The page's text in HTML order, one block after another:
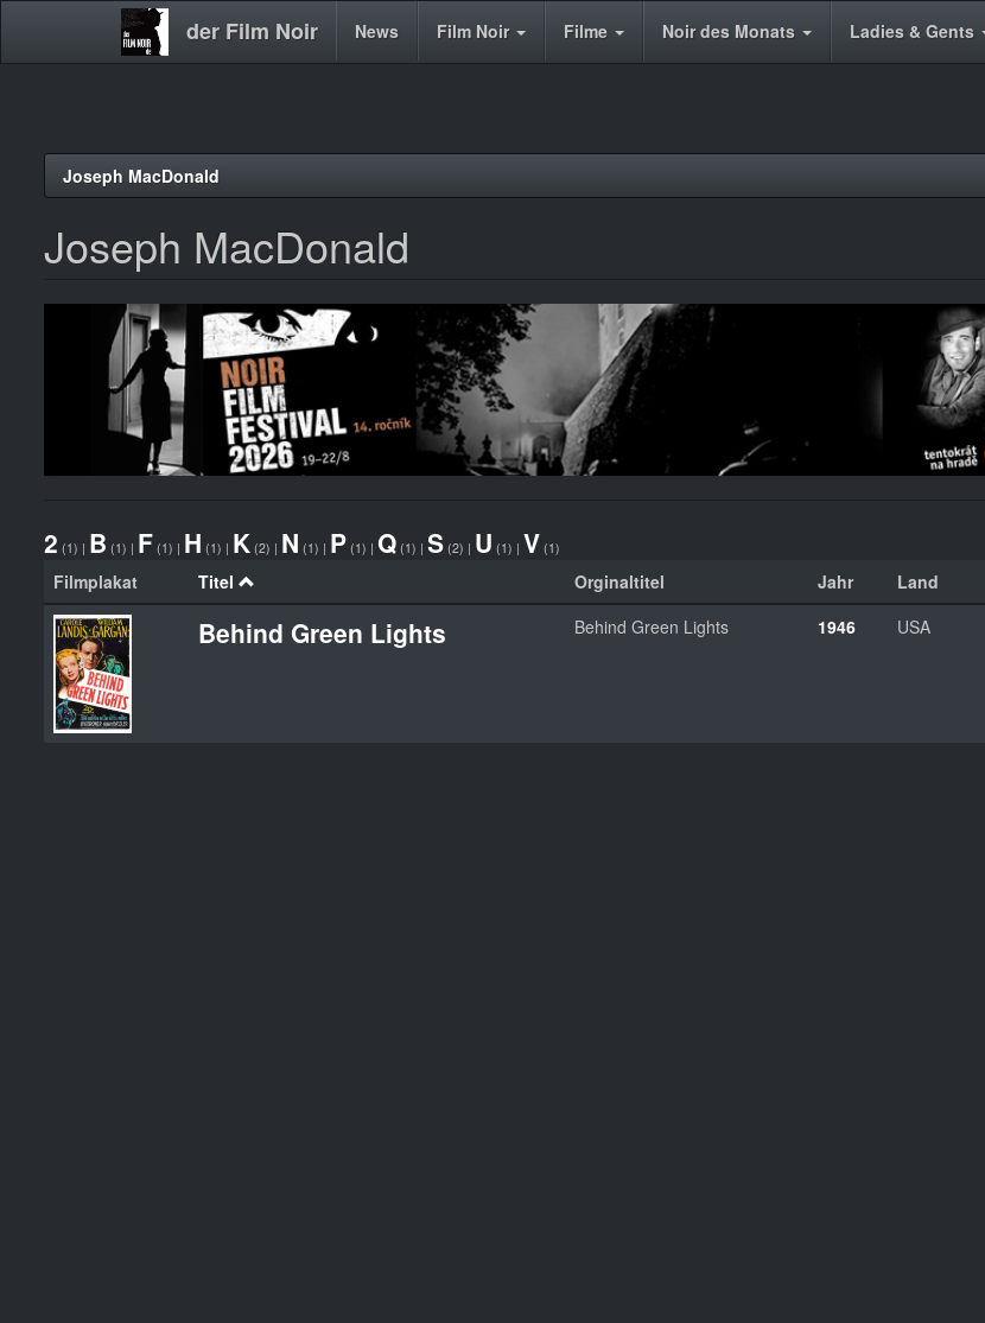
der Film Noir
Main News Film Noir Filme Noir des Monats Ladies & Gents
Joseph MacDonald
Joseph MacDonald
2 (1) | B (1) | F (1) | H (1) | K (2) | N (1) | P (1) | Q (1) | S (2) | U (1) | V (1)
Filmplakat Titel Orginaltitel Jahr Land
Behind Green Lights Behind Green Lights 1946 USA